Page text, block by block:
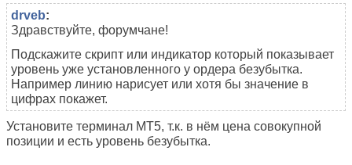
drveb:
Здравствуйте, форумчане!
Подскажите скрипт или индикатор который показывает
уровень уже установленного у ордера безубытка.
Например линию нарисует или хотя бы значение в
цифрах покажет.
Установите терминал MT5, т.к. в нём цена совокупной
позиции и есть уровень безубытка.